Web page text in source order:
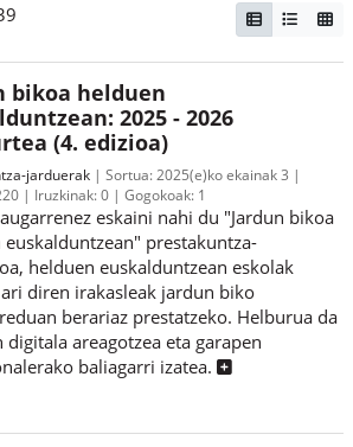
bikoa helduen
2025 - 2026
(4. edizioa)
jarduerak Sortua: 2025(e)ko ekainak 3
Iruzkinak:0 Gogokoak: 1
eskaini nahi du "Jardun bikoa
euskalduntzean" prestakuntza-
helduen euskalduntzean eskolak
diren irakasleak jardun biko
berariaz prestatzeko. Helburua da
digitala areagotzea eta garapen
baliagarri izatea.